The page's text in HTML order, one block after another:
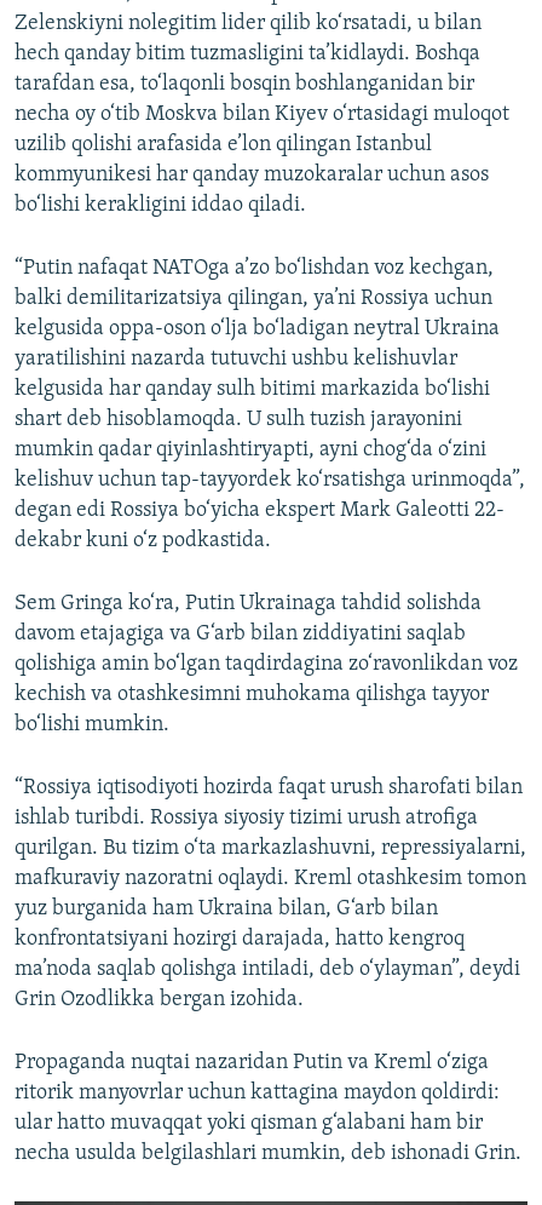
Zelenskiyni nolegitim lider qilib ko‘rsatadi, u bilan
hech qanday bitim tuzmasligini ta’kidlaydi. Boshqa
tarafdan esa, to‘laqonli bosqin boshlanganidan bir
necha oy o‘tib Moskva bilan Kiyev o‘rtasidagi muloqot
uzilib qolishi arafasida e’lon qilingan Istanbul
kommyunikesi har qanday muzokaralar uchun asos
bo‘lishi kerakligini iddao qiladi.
“Putin nafaqat NATOga a’zo bo‘lishdan voz kechgan,
balki demilitarizatsiya qilingan, ya’ni Rossiya uchun
kelgusida oppa-oson o‘lja bo‘ladigan neytral Ukraina
yaratilishini nazarda tutuvchi ushbu kelishuvlar
kelgusida har qanday sulh bitimi markazida bo‘lishi
shart deb hisoblamoqda. U sulh tuzish jarayonini
mumkin qadar qiyinlashtiryapti, ayni chog‘da o‘zini
kelishuv uchun tap-tayyordek ko‘rsatishga urinmoqda”,
degan edi Rossiya bo‘yicha ekspert Mark Galeotti 22-
dekabr kuni o‘z podkastida.
Sem Gringa ko‘ra, Putin Ukrainaga tahdid solishda
davom etajagiga va G‘arb bilan ziddiyatini saqlab
qolishiga amin bo‘lgan taqdirdagina zo‘ravonlikdan voz
kechish va otashkesimni muhokama qilishga tayyor
bo‘lishi mumkin.
“Rossiya iqtisodiyoti hozirda faqat urush sharofati bilan
ishlab turibdi. Rossiya siyosiy tizimi urush atrofiga
qurilgan. Bu tizim o‘ta markazlashuvni, repressiyalarni,
mafkuraviy nazoratni oqlaydi. Kreml otashkesim tomon
yuz burganida ham Ukraina bilan, G‘arb bilan
konfrontatsiyani hozirgi darajada, hatto kengroq
ma’noda saqlab qolishga intiladi, deb o‘ylayman”, deydi
Grin Ozodlikka bergan izohida.
Propaganda nuqtai nazaridan Putin va Kreml o‘ziga
ritorik manyovrlar uchun kattagina maydon qoldirdi:
ular hatto muvaqqat yoki qisman g‘alabani ham bir
necha usulda belgilashlari mumkin, deb ishonadi Grin.